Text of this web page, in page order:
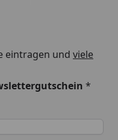
eintragen und viele
*